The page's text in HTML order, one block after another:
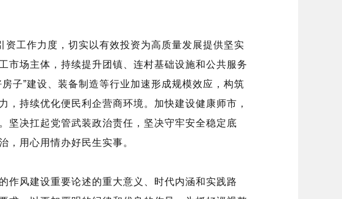
资工作力度，切实以有效投资为高质量发展提供坚实
市场主体，持续提升团镇、连村基础设施和公共服务
子”建设、装备制造等行业加速形成规模效应，构筑
持续优化便民利企营商环境。加快建设健康师市，
坚决扛起党管武装政治责任，坚决守牢安全稳定底
，用心用情办好民生实事。
作风建设重要论述的重大意义、时代内涵和实践路